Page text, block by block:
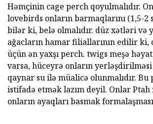
Həmçinin cage perch qoyulmalıdır.
lovebirds onların barmaqlarını (1,5-2
bilər ki, belə olmalıdır. düz xətləri və
ağacların hamar filiallarının edilir ki,
üçün ən yaxşı perch. twigs meşə
varsa, hüceyrə onların
qaynar su ilə müalicə olunmalıdır. Bu
istifadə etmək lazım deyil. Onlar
onların ayaqları basmak